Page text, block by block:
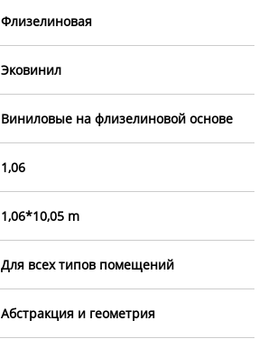
Флизелиновая
Эковинил
Виниловые на флизелиновой основе
1,06
1,06*10,05 m
Для всех типов помещений
Абстракция и геометрия